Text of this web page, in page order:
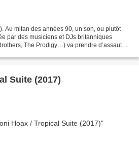
Au mitan des années 90, un son, ou plutôt
par des musiciens et DJs britanniques
The Prodigy…) va prendre d’assaut
Suite (2017)